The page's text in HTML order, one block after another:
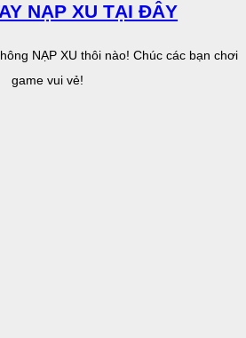
NẠP XU TẠI ĐÂY
NẠP XU thôi nào! Chúc các bạn chơi
game vui vẻ!